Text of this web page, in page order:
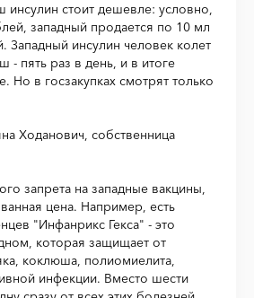
инсулин стоит дешевле: условно,
западный продается по 10 мл
Западный инсулин человек колет
- пять раз в день, и в итоге
Но в госзакупках смотрят только
Ходанович, собственница
запрета на западные вакцины,
цена. Например, есть
"Инфанрикс Гекса" - это
которая защищает от
коклюша, полиомиелита,
инфекции. Вместо шести